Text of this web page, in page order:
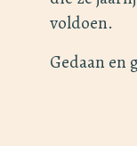
voldoen.
Gedaan en